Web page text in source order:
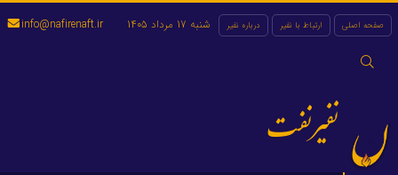
صفحه اصلی ارتباط با نفیر درباره نفیر
جستجو
شنبه 17 مرداد 1405 info@nafirenaft.ir
نفیرنفت